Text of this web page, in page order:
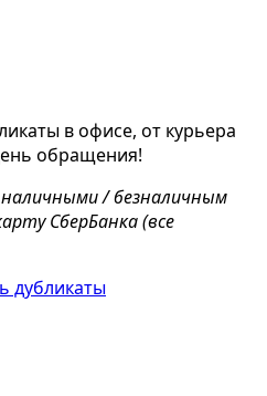
в офисе, от курьера
обращения!
/ безналичным
СберБанка (все
дубликаты